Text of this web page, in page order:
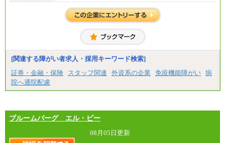
[関連する障がい者求人・採用キーワード検索]
証券・金融・保険
スタッフ関連 外資系の企業 免疫機能障がい 病
院へ通院配慮
ブルームバーグ エル・ピー
08月05日更新